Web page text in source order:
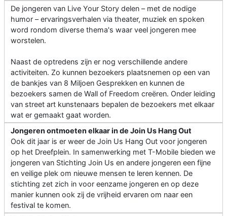
De jongeren van Live Your Story delen – met de nodige
humor – ervaringsverhalen via theater, muziek en spoken
word rondom diverse thema's waar veel jongeren mee
worstelen.
Naast de optredens zijn er nog verschillende andere
activiteiten. Zo kunnen bezoekers plaatsnemen op een van
de bankjes van 8 Miljoen Gesprekken en kunnen de
bezoekers samen de Wall of Freedom creëren. Onder leiding
van street art kunstenaars bepalen de bezoekers met elkaar
wat er gemaakt gaat worden.
Jongeren ontmoeten elkaar in de Join Us Hang Out
Ook dit jaar is er weer de Join Us Hang Out voor jongeren
op het Dreefplein. In samenwerking met T-Mobile bieden we
jongeren van Stichting Join Us en andere jongeren een fijne
en veilige plek om nieuwe mensen te leren kennen. De
stichting zet zich in voor eenzame jongeren en op deze
manier kunnen ook zij de vrijheid ervaren om naar een
festival te komen.